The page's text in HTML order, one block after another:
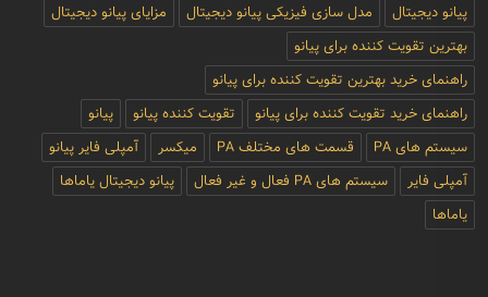
پیانو دیجیتال
مدل سازی فیزیکی پیانو دیجیتال
مزایای پیانو دیجیتال
بهترین تقویت کننده برای پیانو
راهنمای خرید بهترین تقویت کننده برای پیانو
راهنمای خرید تقویت کننده برای پیانو
تقویت کننده پیانو
پیانو
سیستم های PA
قسمت های مختلف PA میکسر
آمپلی فایر پیانو
آمپلی فایر
سیستم های PA فعال و غیر فعال
پیانو دیجیتال یاماها
یاماها